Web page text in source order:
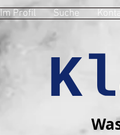
Im Profil Suche